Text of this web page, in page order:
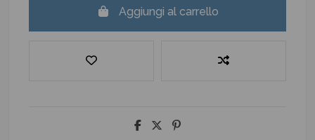
Aggiungi al carrello